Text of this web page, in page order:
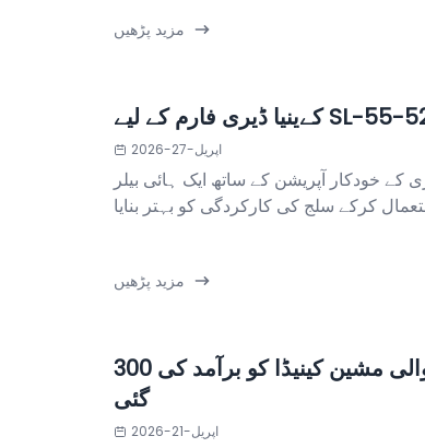
مزید پڑھیں
اپریل-27-2026
کے خودکار آپریشن کے ساتھ ایک ہائی بیلر
مزید پڑھیں
300 کلوگرام فی گھنٹہ سلاد دھونے والی مشین کینیڈا کو برآمد کی
گئی
اپریل-21-2026